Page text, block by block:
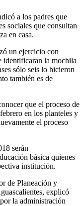
a los padres que
sociales que consultan
en casa.
un ejercicio con
identificaran la mochila
sólo seis lo hicieron
también es de
que el proceso de
en los planteles y
el proceso
serán
básica quienes
institución.
de Planeación y
explicó
la administración